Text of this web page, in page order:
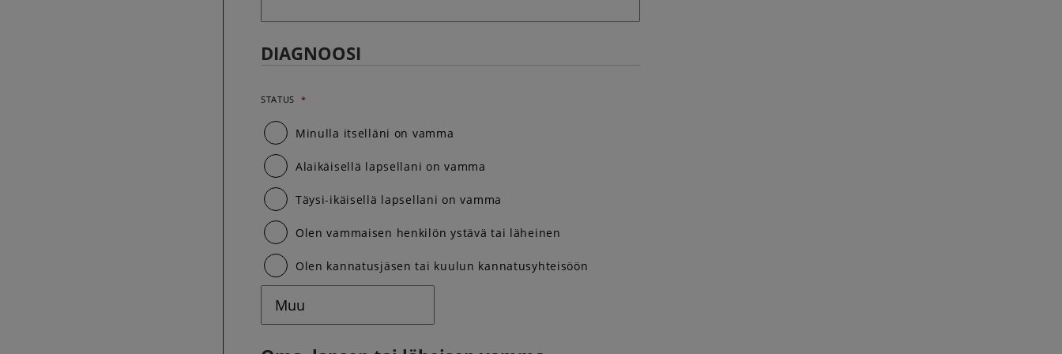
DIAGNOOSI
STATUS *
Minulla itselläni on vamma
Alaikäisellä lapsellani on vamma
Täysi-ikäisellä lapsellani on vamma
Olen vammaisen henkilön ystävä tai läheinen
Olen kannatusjäsen tai kuulun kannatusyhteisöön